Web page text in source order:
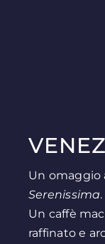
Un omaggio
Serenissima.
Un caffè
raffinato e